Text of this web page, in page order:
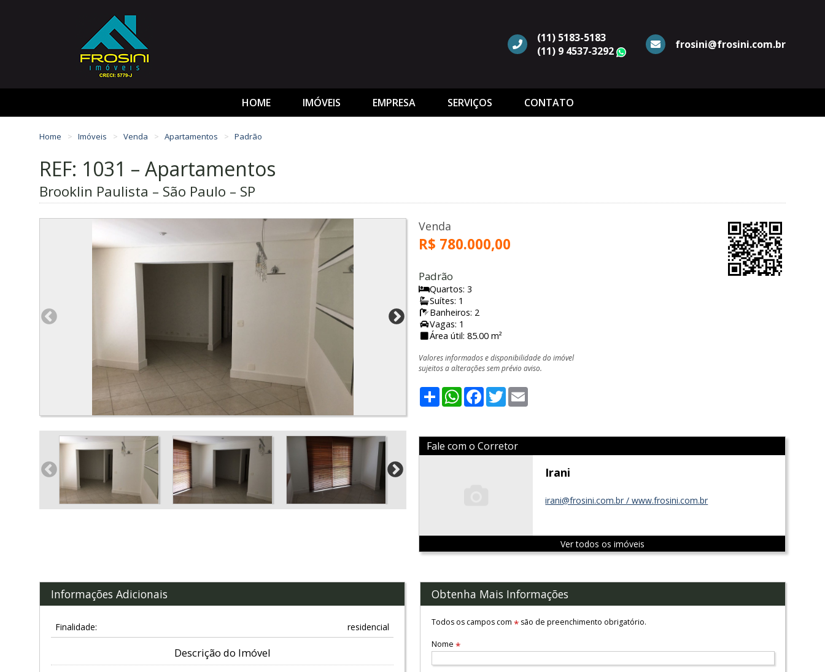
(11) 5183-5183
(11) 9 4537-3292
WhatsApp
frosini@frosini.com.br
HOME IMÓVEIS EMPRESA SERVIÇOS CONTATO
Home Imóveis Venda Apartamentos Padrão
REF: 1031 – Apartamentos
Brooklin Paulista – São Paulo – SP
Venda
R$ 780.000,00
Padrão
Quartos: 3
Suítes: 1
Banheiros: 2
Vagas: 1
Área útil: 85.00 m²
Valores informados e disponibilidade do imóvel
sujeitos a alterações sem prévio aviso.
ShareWhatsApp
Facebook
Twitter
Fale com o Corretor
Irani
irani@frosini.com.br / www.frosini.com.br
Ver todos os imóveis
Informações Adicionais
Finalidade: residencial
Descrição do Imóvel
Obtenha Mais Informações
Todos os campos com *são de preenchimento obrigatório.
Nome *